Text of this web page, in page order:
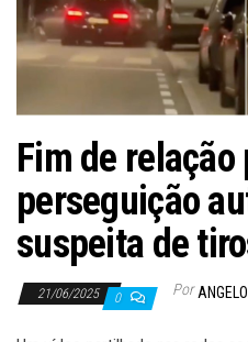
Fim de relação
perseguição
suspeita de
21/06/2025 0 Por